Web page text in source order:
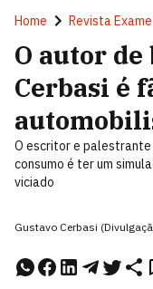
Home Revista Exame
O autor
Cerbasi é
O escritor e palestrante
consumo é ter um
viciado
Gustavo Cerbasi